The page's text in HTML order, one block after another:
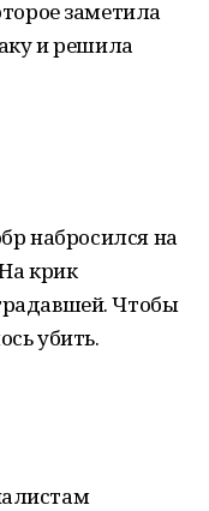
заметила
и решила
набросился на
крик
Чтобы
убить.